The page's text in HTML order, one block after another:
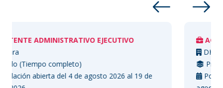
EJECUTIVO
completo)
del 4 de agosto 2026 al 19 de
AGENTE PUNTO
DHL Express
Presencial
Postulación